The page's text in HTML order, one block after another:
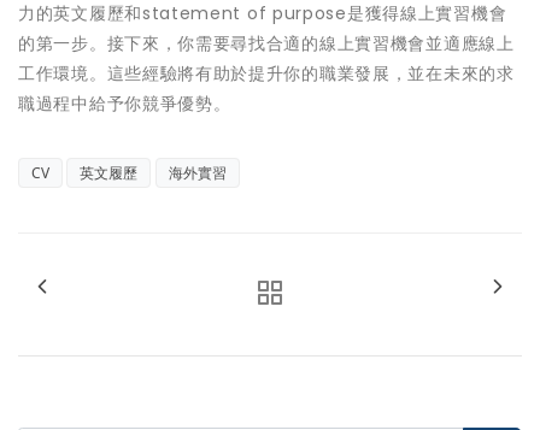
力的英文履歷和statement of purpose是獲得線上實習機會
的第一步。接下來，你需要尋找合適的線上實習機會並適應線上
工作環境。這些經驗將有助於提升你的職業發展，並在未來的求
職過程中給予你競爭優勢。
CV 英文履歷 海外實習